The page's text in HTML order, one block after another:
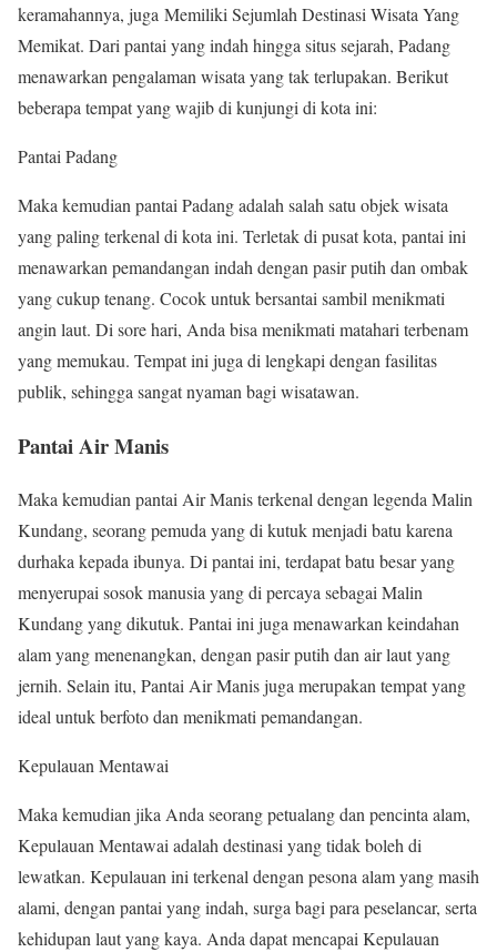
keramahannya, juga Memiliki Sejumlah Destinasi Wisata Yang
Memikat. Dari pantai yang indah hingga situs sejarah, Padang
menawarkan pengalaman wisata yang tak terlupakan. Berikut
beberapa tempat yang wajib di kunjungi di kota ini:
Pantai Padang
Maka kemudian pantai Padang adalah salah satu objek wisata
yang paling terkenal di kota ini. Terletak di pusat kota, pantai ini
menawarkan pemandangan indah dengan pasir putih dan ombak
yang cukup tenang. Cocok untuk bersantai sambil menikmati
angin laut. Di sore hari, Anda bisa menikmati matahari terbenam
yang memukau. Tempat ini juga di lengkapi dengan fasilitas
publik, sehingga sangat nyaman bagi wisatawan.
Pantai Air Manis
Maka kemudian pantai Air Manis terkenal dengan legenda Malin
Kundang, seorang pemuda yang di kutuk menjadi batu karena
durhaka kepada ibunya. Di pantai ini, terdapat batu besar yang
menyerupai sosok manusia yang di percaya sebagai Malin
Kundang yang dikutuk. Pantai ini juga menawarkan keindahan
alam yang menenangkan, dengan pasir putih dan air laut yang
jernih. Selain itu, Pantai Air Manis juga merupakan tempat yang
ideal untuk berfoto dan menikmati pemandangan.
Kepulauan Mentawai
Maka kemudian jika Anda seorang petualang dan pencinta alam,
Kepulauan Mentawai adalah destinasi yang tidak boleh di
lewatkan. Kepulauan ini terkenal dengan pesona alam yang masih
alami, dengan pantai yang indah, surga bagi para peselancar, serta
kehidupan laut yang kaya. Anda dapat mencapai Kepulauan